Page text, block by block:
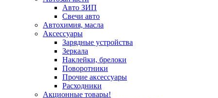
Авто ЗИП
Свечи авто
Автохимия, масла
Аксессуары
Зарядные устройства
Зеркала
Наклейки, брелоки
Поворотники
Прочие аксессуары
Расходники
Акционные товары!